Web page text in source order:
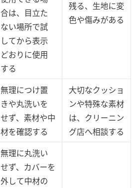
合は、目立た
ない場所で試
してから表示
どおりに使用
する
残る、生地に変
色や傷みがある
無理につけ置
きや丸洗いを
せず、素材や中
材を確認する
大切なクッショ
ンや特殊な素材
は、クリーニン
グ店へ相談する
無理に丸洗い
せず、カバーを
外して中材の